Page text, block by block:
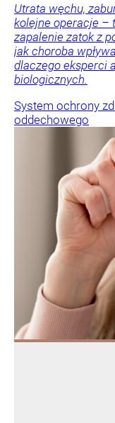
Utrata węchu,
kolejne operacje –
zapalenie zatok z
jak choroba
dlaczego eksperci
biologicznych.
System ochrony
oddechowego